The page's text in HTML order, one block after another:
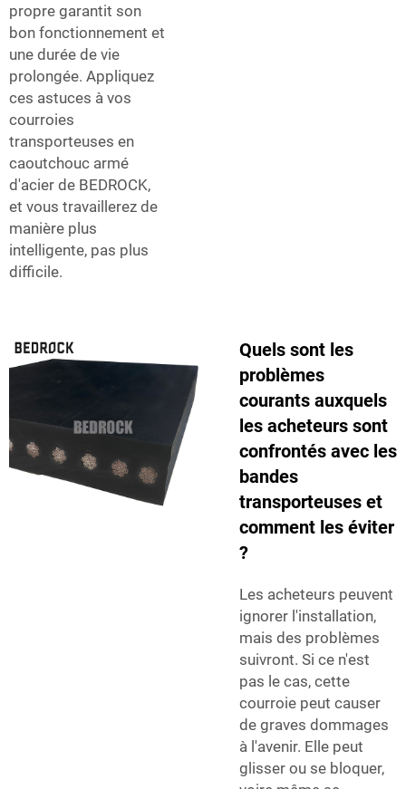
propre garantit son
bon fonctionnement et
une durée de vie
prolongée. Appliquez
ces astuces à vos
courroies
transporteuses en
caoutchouc armé
d'acier de BEDROCK,
et vous travaillerez de
manière plus
intelligente, pas plus
difficile.
Quels sont les
problèmes
courants auxquels
les acheteurs sont
confrontés avec les
bandes
transporteuses et
comment les éviter
?
Les acheteurs peuvent
ignorer l'installation,
mais des problèmes
suivront. Si ce n'est
pas le cas, cette
courroie peut causer
de graves dommages
à l'avenir. Elle peut
glisser ou se bloquer,